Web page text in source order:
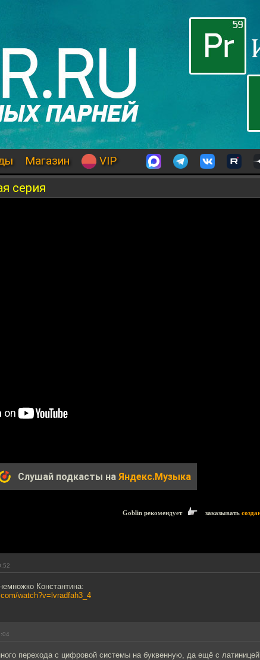
Магазин VIP
серия
Слушай подкасты на Яндекс.Музыка
Goblin рекомендует заказывать
Константина:
watch?v=lvradfah3_4
перехода с цифровой системы на буквенную, да ещё с